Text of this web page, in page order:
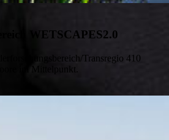
WETSCAPES2.0
Transregio 410
im Mittelpunkt.